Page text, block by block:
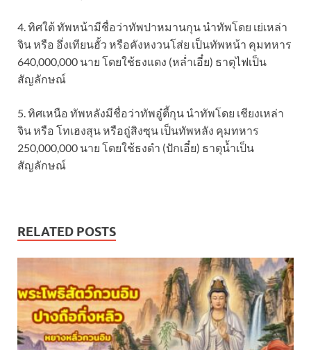
4. ทิศใต้ ทัพหน้ามีชื่อว่าทัพปาหมานกุน นำทัพโดย เย่เหล่า
จิน หรือ อึ่งเทียนฮั้ว หรือคังหงวนโส่ย เป็นทัพหน้า คุมทหาร
640,000,000 นาย โดยใช้ธงแดง (หล่ำเอี๋ย) ธาตุไฟเป็น
สัญลักษณ์
5. ทิศเหนือ ทัพหลังมีชื่อว่าทัพอู๋ตี้กุน นำทัพโดย เชียงเหล่า
จิน หรือ โทเฮงสุน หรือถู่สิงซุน เป็นทัพหลัง คุมทหาร
250,000,000 นาย โดยใช้ธงดำ (ปักเอี๋ย) ธาตุน้ำเป็น
สัญลักษณ์
RELATED POSTS